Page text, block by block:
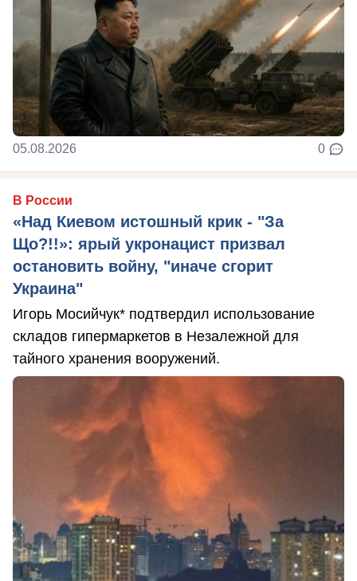
05.08.2026 0
В России
«Над Киевом истошный крик - "За
Що?!!»: ярый укронацист призвал
остановить войну, "иначе сгорит
Украина"
Игорь Мосийчук* подтвердил использование
складов гипермаркетов в Незалежной для
тайного хранения вооружений.